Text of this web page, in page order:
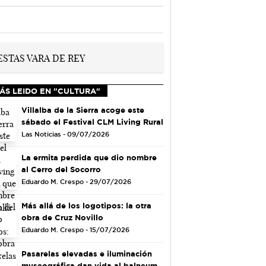
LEIDO EN "CULTURA"
Villalba de la Sierra acoge este
sábado el Festival CLM Living Rural
Las Noticias - 09/07/2026
La ermita perdida que dio nombre
al Cerro del Socorro
Eduardo M. Crespo - 29/07/2026
Más allá de los logotipos: la otra
obra de Cruz Novillo
Eduardo M. Crespo - 15/07/2026
Pasarelas elevadas e iluminación